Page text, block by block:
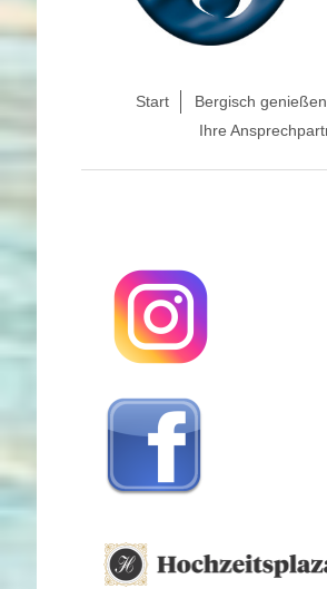
Start Bergisch
Ihre